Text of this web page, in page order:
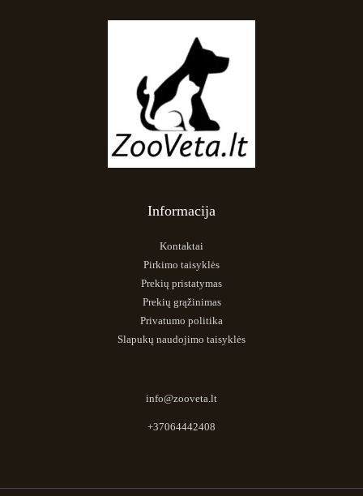
Informacija
Kontaktai
Pirkimo taisyklės
Prekių pristatymas
Prekių grąžinimas
Privatumo politika
Slapukų naudojimo taisyklės
info@zooveta.lt
+37064442408